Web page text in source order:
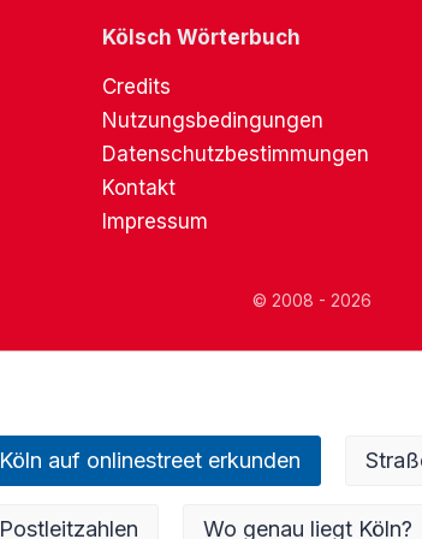
Kölsch Wörterbuch
Credits
Nutzungsbedingungen
Datenschutzbestimmungen
Kontakt
Impressum
© 2008 - 2026
Köln auf onlinestreet erkunden
Postleitzahlen Wo genau liegt Köln?